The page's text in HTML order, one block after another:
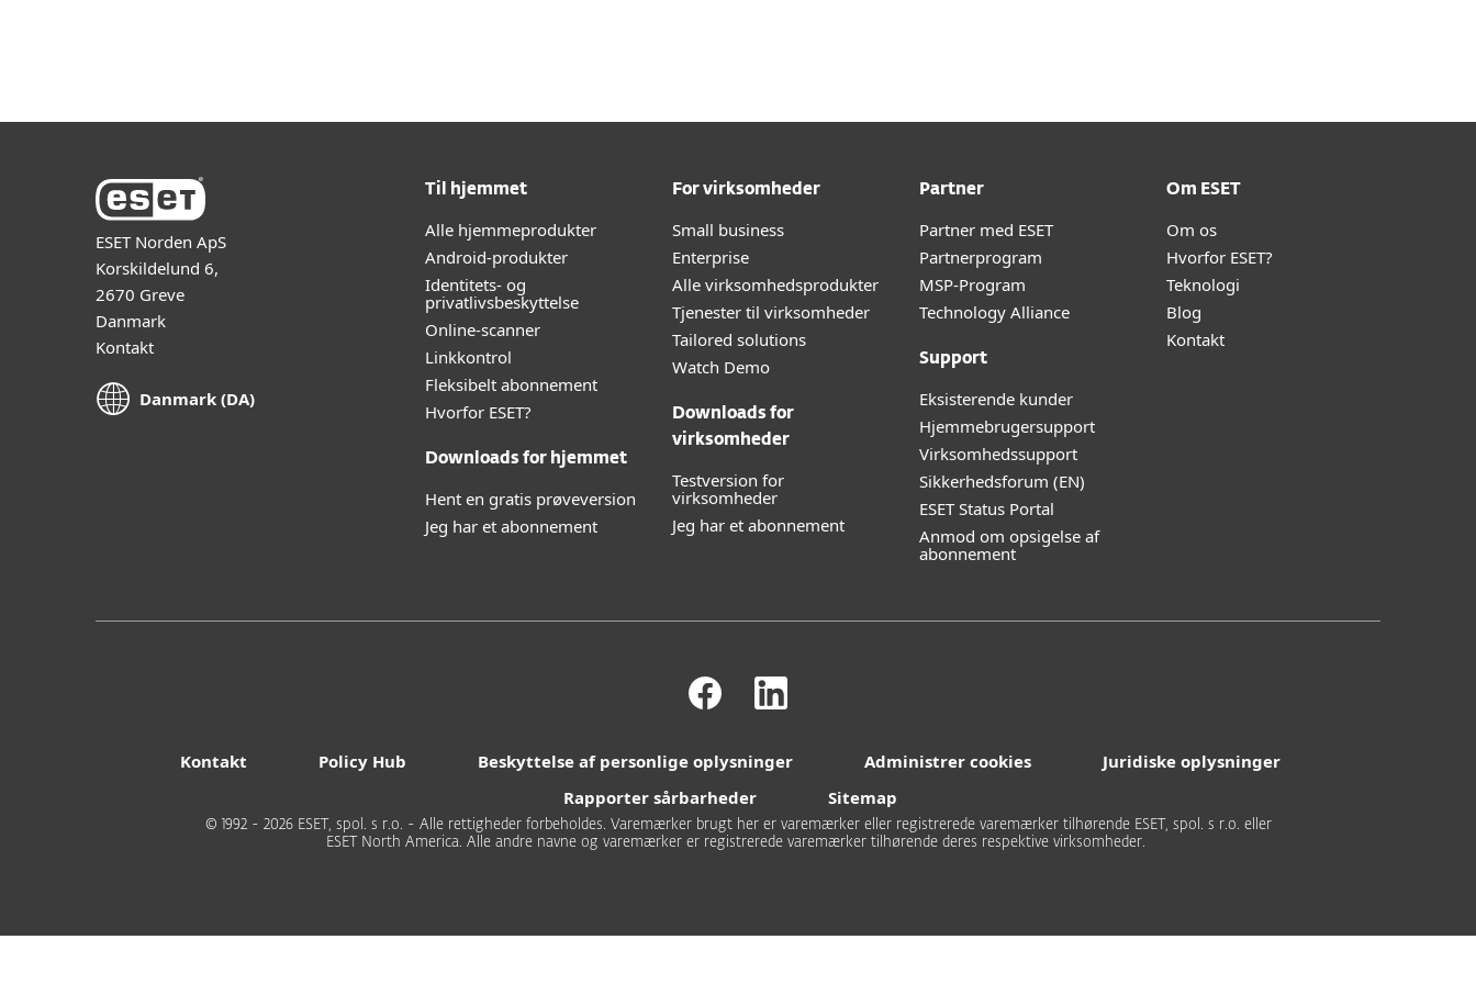
ESET Norden ApS
Korskildelund 6,
2670 Greve
Danmark
Kontakt
Danmark (DA)
Til hjemmet
Alle hjemmeprodukter
Android-produkter
Identitets- og
privatlivsbeskyttelse
Online-scanner
Linkkontrol
Fleksibelt abonnement
Hvorfor ESET?
Downloads for hjemmet
Hent en gratis prøveversion
Jeg har et abonnement
For virksomheder
Small business
Enterprise
Alle virksomhedsprodukter
Tjenester til virksomheder
Tailored solutions
Watch Demo
Downloads for
virksomheder
Testversion for
virksomheder
Jeg har et abonnement
Partner
Partner med ESET
Partnerprogram
MSP-Program
Technology Alliance
Support
Eksisterende kunder
Hjemmebrugersupport
Virksomhedssupport
Sikkerhedsforum (EN)
ESET Status Portal
Anmod om opsigelse af
abonnement
Om ESET
Om os
Hvorfor ESET?
Teknologi
Blog
Kontakt
Kontakt Policy Hub Beskyttelse af personlige oplysninger Administrer cookies
Juridiske oplysninger
Rapporter sårbarheder
Sitemap
© 1992 - 2026 ESET, spol. s r.o. - Alle rettigheder forbeholdes. Varemærker brugt her er varemærker eller registrerede varemærker tilhørende ESET, spol. s r.o. eller
ESET North America. Alle andre navne og varemærker er registrerede varemærker tilhørende deres respektive virksomheder.